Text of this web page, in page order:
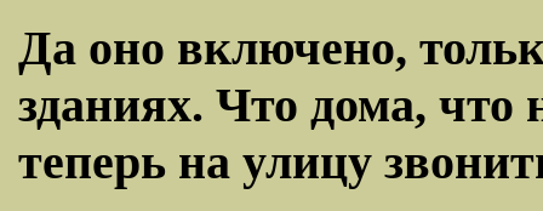
Да оно включено,
зданиях. Что дома, что
теперь на улицу